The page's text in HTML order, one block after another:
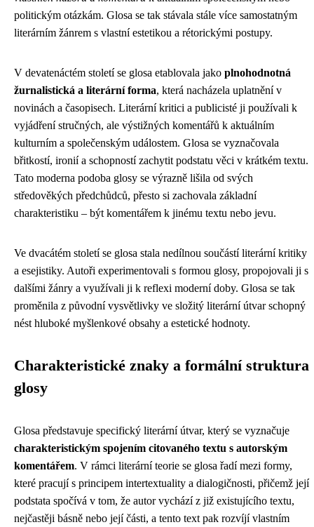
politickým otázkám. Glosa se tak stávala stále více samostatným
literárním žánrem s vlastní estetikou a rétorickými postupy.
V devatenáctém století se glosa etablovala jako plnohodnotná
žurnalistická a literární forma, která nacházela uplatnění v
novinách a časopisech. Literární kritici a publicisté ji používali k
vyjádření stručných, ale výstižných komentářů k aktuálním
kulturním a společenským událostem. Glosa se vyznačovala
břitkostí, ironií a schopností zachytit podstatu věci v krátkém textu.
Tato moderna podoba glosy se výrazně lišila od svých
středověkých předchůdců, přesto si zachovala základní
charakteristiku – být komentářem k jinému textu nebo jevu.
Ve dvacátém století se glosa stala nedílnou součástí literární kritiky
a esejistiky. Autoři experimentovali s formou glosy, propojovali ji s
dalšími žánry a využívali ji k reflexi moderní doby. Glosa se tak
proměnila z původní vysvětlivky ve složitý literární útvar schopný
nést hluboké myšlenkové obsahy a estetické hodnoty.
Charakteristické znaky a formální struktura
glosy
Glosa představuje specifický literární útvar, který se vyznačuje
charakteristickým spojením citovaného textu s autorským
komentářem. V rámci literární teorie se glosa řadí mezi formy,
které pracují s principem intertextuality a dialogičnosti, přičemž její
podstata spočívá v tom, že autor vychází z již existujícího textu,
nejčastěji básně nebo její části, a tento text pak rozvíjí vlastním